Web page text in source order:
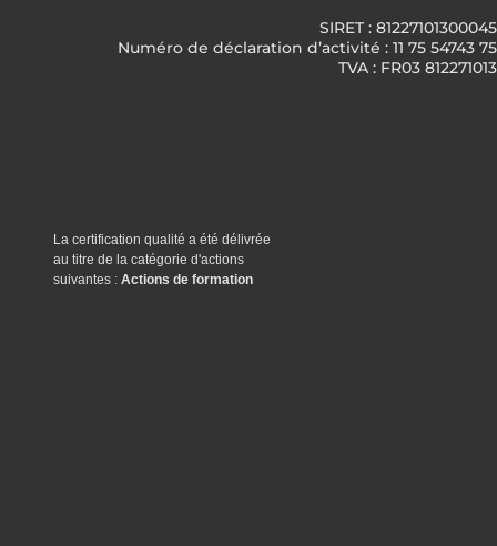
SIRET : 81227101300045
Numéro de déclaration d’activité : 11 75 54743 75
TVA : FR03 812271013
La certification qualité a été délivrée
au titre de la catégorie d'actions
suivantes : Actions de formation